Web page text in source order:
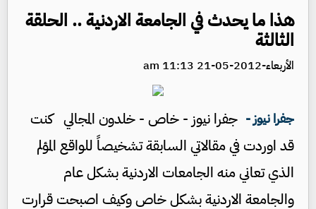
هذا ما يحدث في الجامعة الاردنية .. الحلقة
الثالثة
الأربعاء-2012-05-21 11:13 am
جفرا نيوز - جفرا نيوز - خاص - خلدون المجالي كنت
قد اوردت في مقالاتي السابقة تشخيصاً للواقع المؤلم
الذي تعاني منه الجامعات الاردنية بشكل عام
والجامعة الاردنية بشكل خاص وكيف اصبحت قرارت